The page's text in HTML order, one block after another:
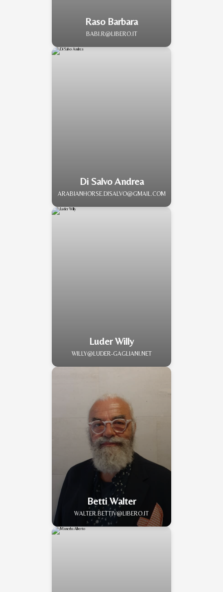
Raso Barbara
BABI.R@LIBERO.IT
Di Salvo Andrea
ARABIANHORSE.DISALVO@GMAIL.COM
Luder Willy
WILLY@LUDER-GAGLIANI.NET
Betti Walter
WALTER.BETTIV@LIBERO.IT